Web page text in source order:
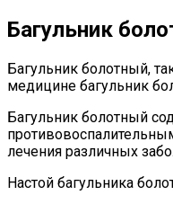
Багульник
Багульник болотный,
медицине багульник
Багульник болотный
лечения различных
Настой багульника